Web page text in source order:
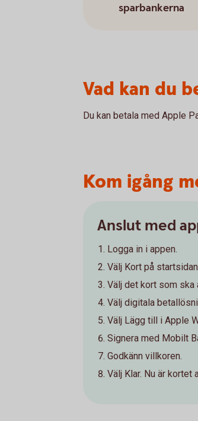
sparbankerna
Vad kan du
Du kan betala med Apple
Kom igång
Anslut med
Logga in i appen.
Välj Kort på
Välj det kort som ska
Välj digitala
Välj Lägg till i Apple
Signera med Mobilt
Godkänn villkoren.
Välj Klar. Nu är kortet